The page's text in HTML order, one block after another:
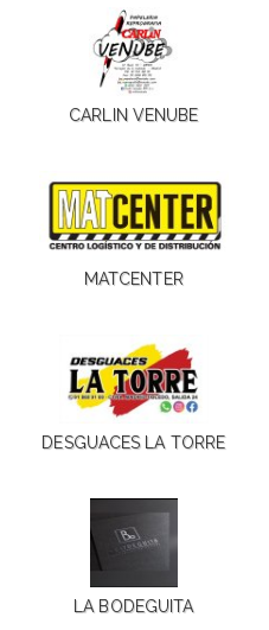
CARLIN VENUBE
MATCENTER
DESGUACES LA TORRE
LA BODEGUITA